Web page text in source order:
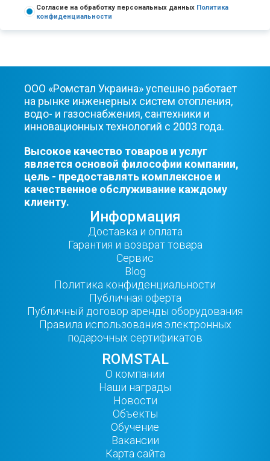
Согласие на обработку персональных данных Политика
конфиденциальности
ООО «Ромстал Украина» успешно работает
на рынке инженерных систем отопления,
водо- и газоснабжения, сантехники и
инновационных технологий с 2003 года.
Высокое качество товаров и услуг
является основой философии компании,
цель - предоставлять комплексное и
качественное обслуживание каждому
клиенту.
Информация
Доставка и оплата
Гарантия и возврат товара
Сервис
Blog
Политика конфиденциальности
Публичная оферта
Публичный договор аренды оборудования
Правила использования электронных
подарочных сертификатов
ROMSTAL
О компании
Наши награды
Новости
Объекты
Обучение
Вакансии
Карта сайта